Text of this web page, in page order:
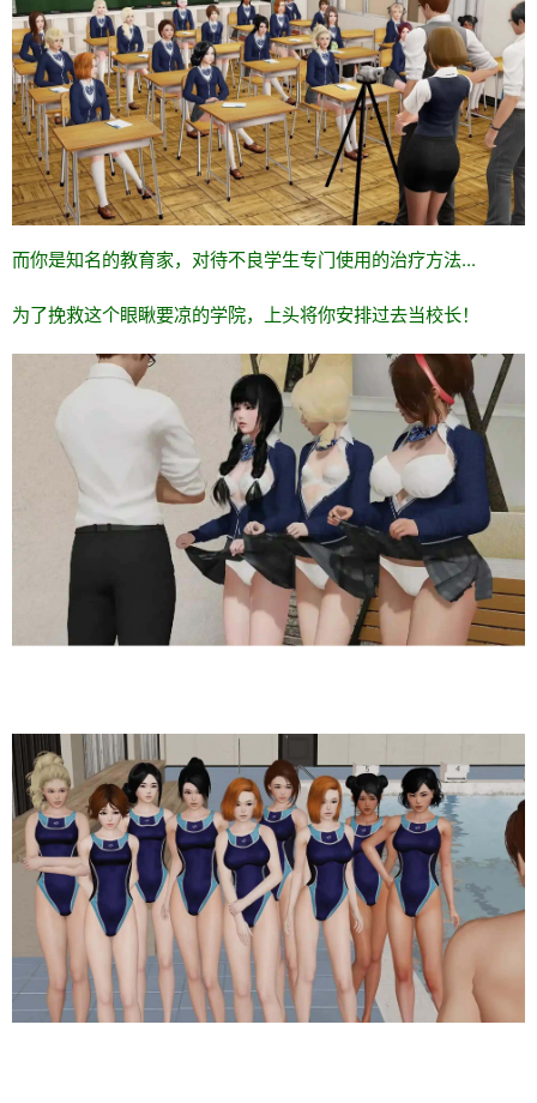
而你是知名的教育家，对待不良学生专门使用的治疗方法...
为了挽救这个眼瞅要凉的学院，上头将你安排过去当校长！